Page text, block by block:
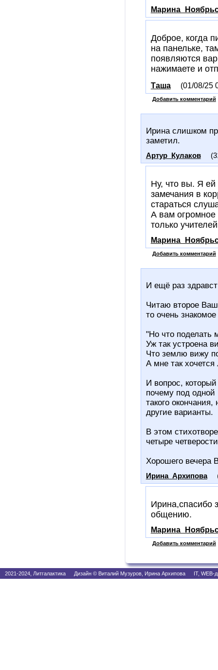
Доброе, когда
на панельке,
появляются
нажимаете и
Таша (01/08/25
Добавить комментарий
Ирина слишком
заметил.
Артур_Кулаков
Ну, что вы. Я ей
замечания в
стараться
А вам огромное
только
Добавить комментарий
И ещё раз
Читаю второе
то очень
"Но что поделать
Уж так устроена
Что землю вижу
А мне так хочется
И вопрос,
почему под одной
такого
другие варианты.
В этом
четыре
Хорошего вечера
Ирина_Архипова
Ирина,спасибо
общению.
Добавить комментарий
2021-2024, Литгалактика Дизайн © Виталий Музуров, Ирина Архипова IT, WEB-